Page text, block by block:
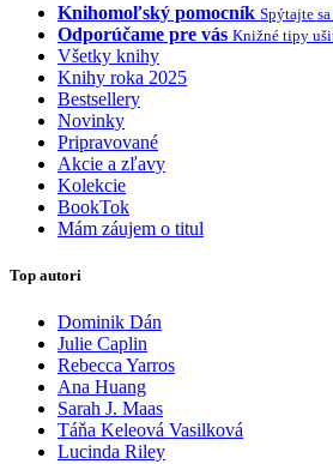
Knihomoľský pomocník Spýtajte
Odporúčame pre vás Knižné tipy
Všetky knihy
Knihy roka 2025
Bestsellery
Novinky
Pripravované
Akcie a zľavy
Kolekcie
BookTok
Mám záujem o titul
Top autori
Dominik Dán
Julie Caplin
Rebecca Yarros
Ana Huang
Sarah J. Maas
Táňa Keleová Vasilková
Lucinda Riley